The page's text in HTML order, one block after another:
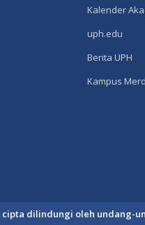
Kalender
uph.edu
Berita UPH
Kampus
cipta dilindungi oleh undang-